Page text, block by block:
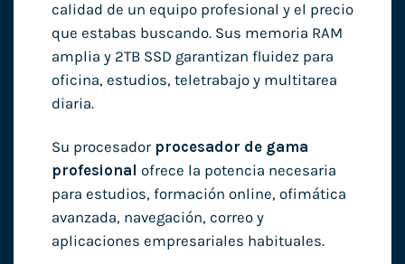
calidad de un equipo profesional y el precio
que estabas buscando. Sus memoria RAM
amplia y 2TB SSD garantizan fluidez para
oficina, estudios, teletrabajo y multitarea
diaria.
Su procesador procesador de gama
profesional ofrece la potencia necesaria
para estudios, formación online, ofimática
avanzada, navegación, correo y
aplicaciones empresariales habituales.